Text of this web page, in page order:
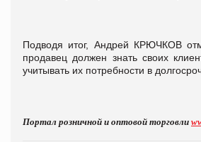
Подводя итог, Андрей КРЮЧКОВ
продавец должен знать своих
учитывать их потребности в
Портал розничной и оптовой торговли